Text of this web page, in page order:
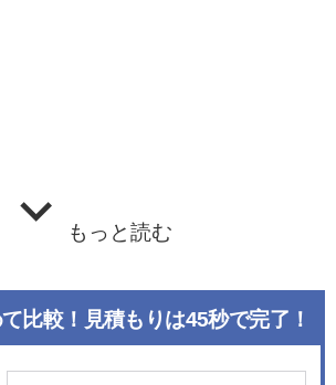
もっと読む
比較！見積もりは45秒で完了！